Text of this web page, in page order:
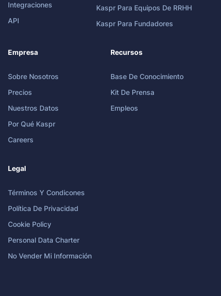
Integraciones
API
Kaspr Para Equipos De RRHH
Kaspr Para Fundadores
Empresa
Sobre Nosotros
Precios
Nuestros Datos
Por Qué Kaspr
Careers
Recursos
Base De Conocimiento
Kit De Prensa
Empleos
Legal
Términos Y Condicones
Política De Privacidad
Cookie Policy
Personal Data Charter
No Vender Mi Información